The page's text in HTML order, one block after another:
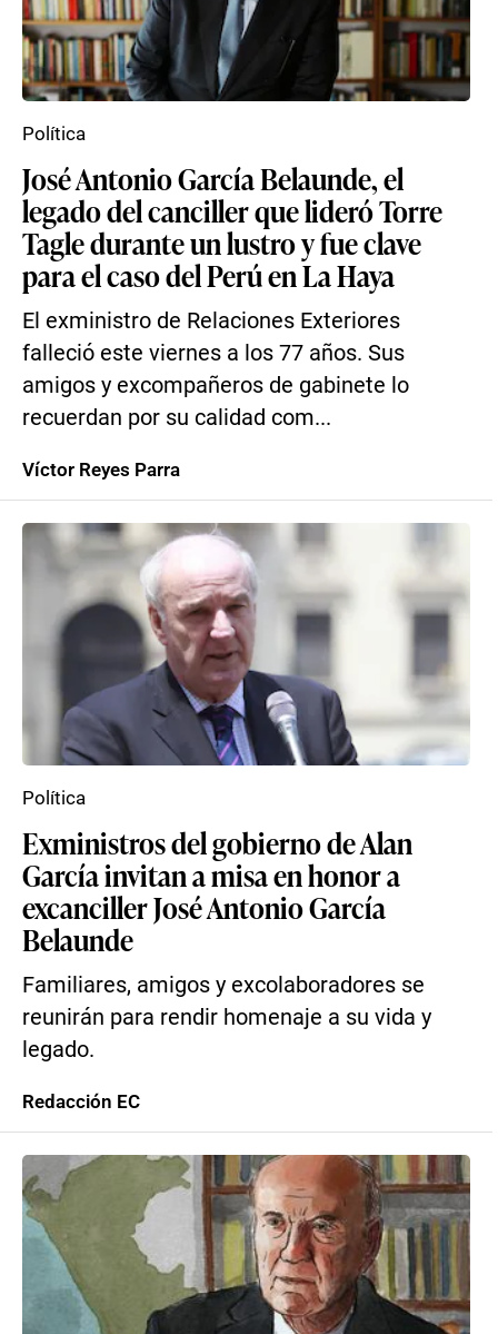
José Antonio García Belaunde, el
legado del canciller que lideró Torre
Tagle durante un lustro y fue clave
para el caso del Perú en La Haya
El exministro de Relaciones Exteriores
falleció este viernes a los 77 años. Sus
amigos y excompañeros de gabinete lo
recuerdan por su calidad com...
Política
Víctor Reyes Parra
Exministros del gobierno de Alan
García invitan a misa en honor a
excanciller José Antonio García
Belaunde
Familiares, amigos y excolaboradores se
reunirán para rendir homenaje a su vida y
legado.
Política
Redacción EC